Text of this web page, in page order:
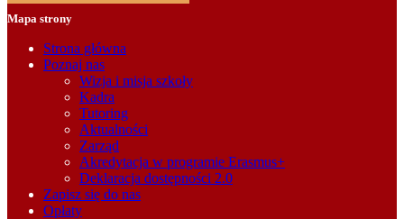
Mapa strony
Strona główna
Poznaj nas
Wizja i misja szkoły
Kadra
Tutoring
Aktualności
Zarząd
Akredytacja w programie Erasmus+
Deklaracja dostępności 2.0
Zapisz się do nas
Opłaty